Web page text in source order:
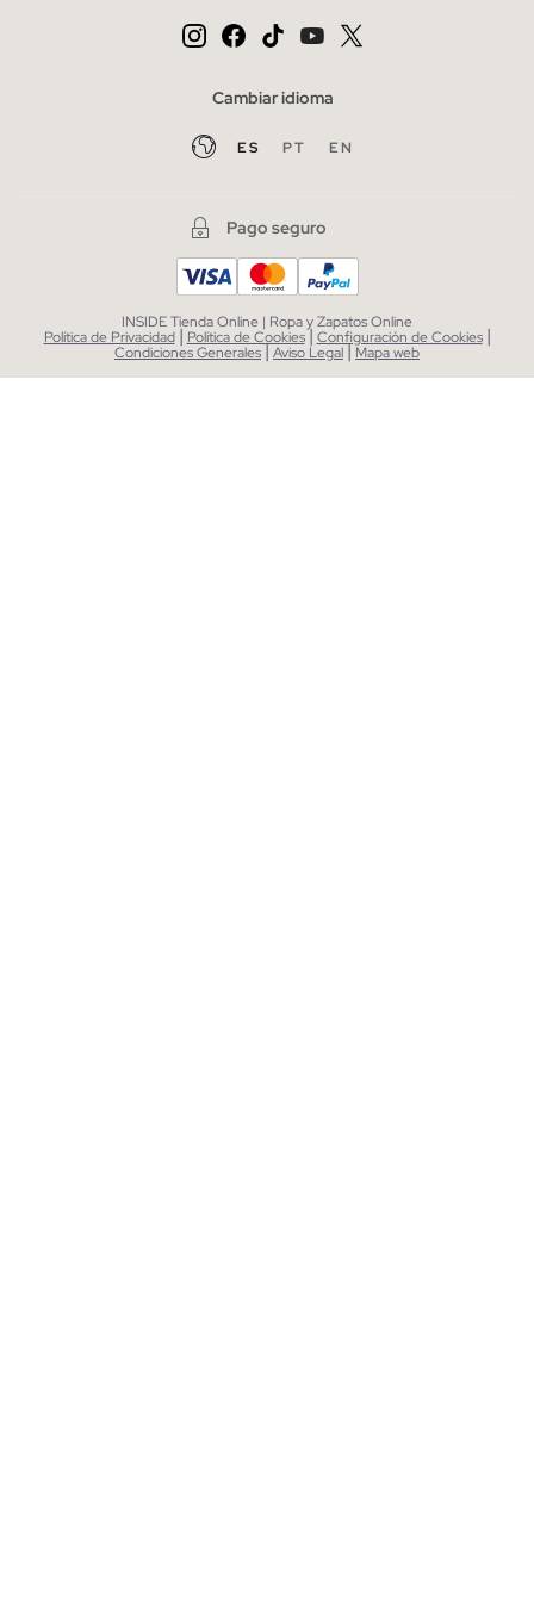
Cambiar idioma
ES PT EN
Pago seguro
INSIDE Tienda Online | Ropa y Zapatos Online
Política de Privacidad | Política de Cookies| Configuración de Cookies |
Condiciones Generales|Aviso Legal| Mapa web